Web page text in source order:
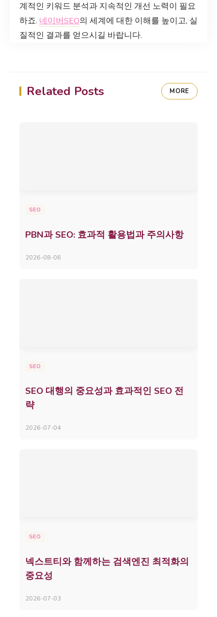
계적인 키워드 분석과 지속적인 개선 노력이 필요
하죠. 네이버SEO의 세계에 대한 이해를 높이고, 실
질적인 결과를 얻으시길 바랍니다.
Related Posts MORE
SEO
PBN과 SEO: 효과적 활용법과 주의사항
2026-08-06
SEO
SEO 대행의 중요성과 효과적인 SEO 전
략
2026-07-04
SEO
넥스트티와 함께하는 검색엔진 최적화의
중요성
2026-07-03